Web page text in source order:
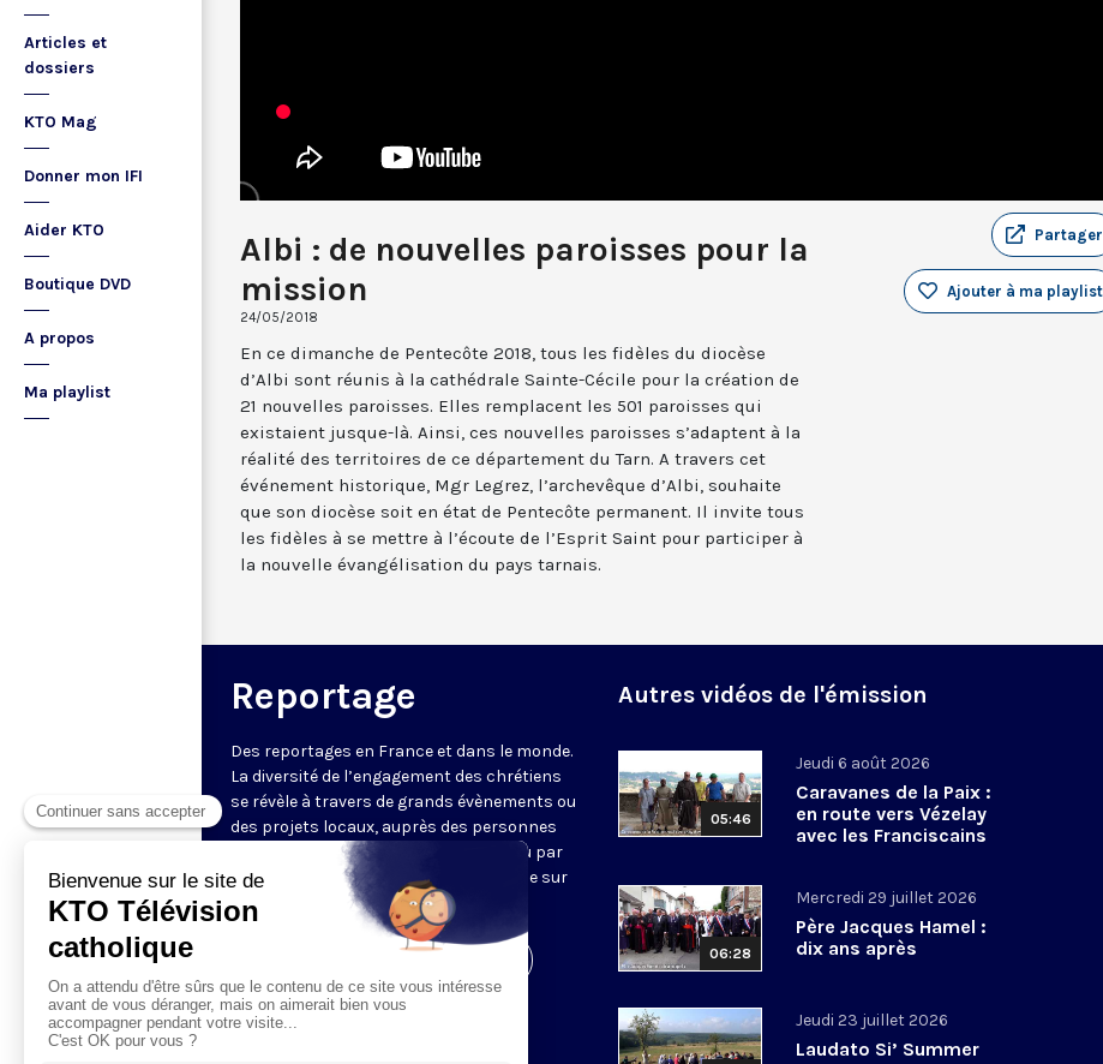
Articles et
dossiers
KTO Mag
Donner mon IFI
Aider KTO
Boutique DVD
A propos
Ma playlist
Albi : de nouvelles paroisses pour la
mission
24/05/2018
Partager
Ajouter à ma playlist
En ce dimanche de Pentecôte 2018, tous les fidèles du diocèse
d’Albi sont réunis à la cathédrale Sainte-Cécile pour la création de
21 nouvelles paroisses. Elles remplacent les 501 paroisses qui
existaient jusque-là. Ainsi, ces nouvelles paroisses s’adaptent à la
réalité des territoires de ce département du Tarn. A travers cet
événement historique, Mgr Legrez, l’archevêque d’Albi, souhaite
que son diocèse soit en état de Pentecôte permanent. Il invite tous
les fidèles à se mettre à l’écoute de l’Esprit Saint pour participer à
la nouvelle évangélisation du pays tarnais.
Reportage
Des reportages en France et dans le monde.
La diversité de l’engagement des chrétiens
se révèle à travers de grands évènements ou
des projets locaux, auprès des personnes
fragiles, au service du Bien commun ou par
l’évangélisation. Un regard d’espérance sur
le monde.
Autres vidéos de l'émission
05:46
Jeudi 6 août 2026
Caravanes de la Paix :
en route vers Vézelay
avec les Franciscains
06:28
Mercredi 29 juillet 2026
Père Jacques Hamel :
dix ans après
Jeudi 23 juillet 2026
Laudato Si’ Summer